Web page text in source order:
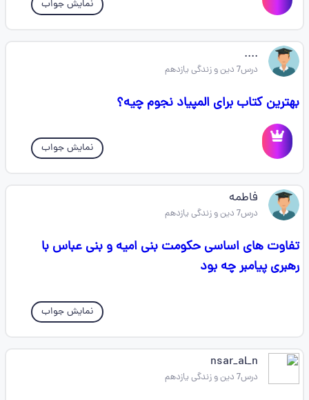
نمایش جواب
....
درس7 دین و زندگی یازدهم
بهترین کتاب برای المپیاد نجوم چیه؟
نمایش جواب
فاطمه
درس7 دین و زندگی یازدهم
تفاوت های اساسی حکومت بنی امیه و بنی عباس با
رهبری پیامبر چه بود
نمایش جواب
nsar_al_n
درس7 دین و زندگی یازدهم